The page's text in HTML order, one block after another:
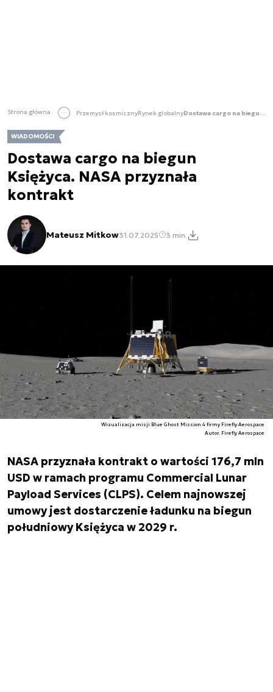
Strona główna Przemysł kosmicznyRynek globalny Dostawa cargo na biegun Księżyca. NASA przyznała kontrakt
WIADOMOŚCI
Dostawa cargo na biegun
Księżyca. NASA przyznała
kontrakt
Mateusz Mitkow31.07.2025 3 min.
Wizualizacja misji Blue Ghost Mission 4 firmy Firefly Aerospace
Autor. Firefly Aerospace
NASA przyznała kontrakt o wartości 176,7 mln
USD w ramach programu Commercial Lunar
Payload Services (CLPS). Celem najnowszej
umowy jest dostarczenie ładunku na biegun
południowy Księżyca w 2029 r.